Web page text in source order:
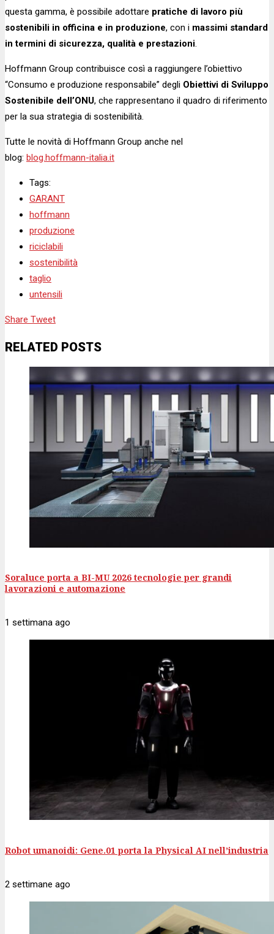
questa gamma, è possibile adottare pratiche di lavoro più
sostenibili in officina e in produzione, con i massimi standard
in termini di sicurezza, qualità e prestazioni.
Hoffmann Group contribuisce così a raggiungere l’obiettivo
“Consumo e produzione responsabile” degli Obiettivi di Sviluppo
Sostenibile dell’ONU, che rappresentano il quadro di riferimento
per la sua strategia di sostenibilità.
Tutte le novità di Hoffmann Group anche nel
blog: blog.hoffmann-italia.it
Tags:
GARANT
hoffmann
produzione
riciclabili
sostenibilità
taglio
untensili
Share Tweet
RELATED POSTS
Soraluce porta a BI-MU 2026 tecnologie per grandi
lavorazioni e automazione
1 settimana ago
Robot umanoidi: Gene.01 porta la Physical AI nell’industria
2 settimane ago